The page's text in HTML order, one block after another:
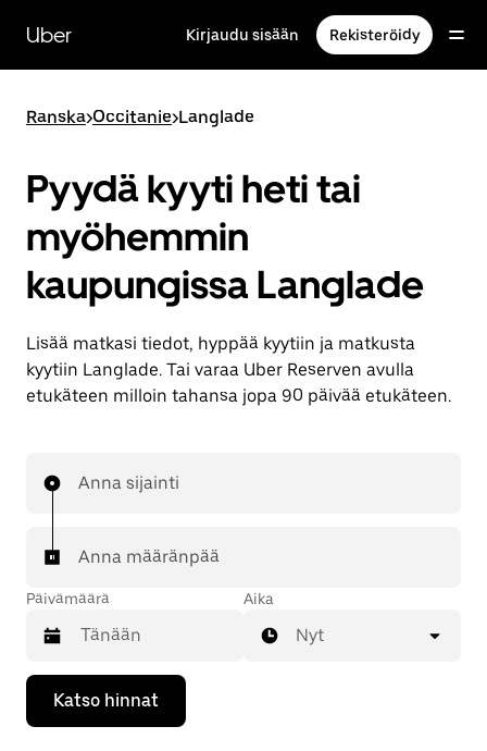
siirry
pääsisältöön
Uber Kirjaudu sisään Rekisteröidy
Ranska>Occitanie>Langlade
Pyydä kyyti heti tai
myöhemmin
kaupungissa Langlade
Lisää matkasi tiedot, hyppää kyytiin ja matkusta
kyytiin Langlade. Tai varaa Uber Reserven avulla
etukäteen milloin tahansa jopa 90 päivää etukäteen.
Anna sijainti
Anna määränpää
Päivämäärä
Valitse
päivämäärä
kalenterissa
Aika
Nyt
Katso hinnat